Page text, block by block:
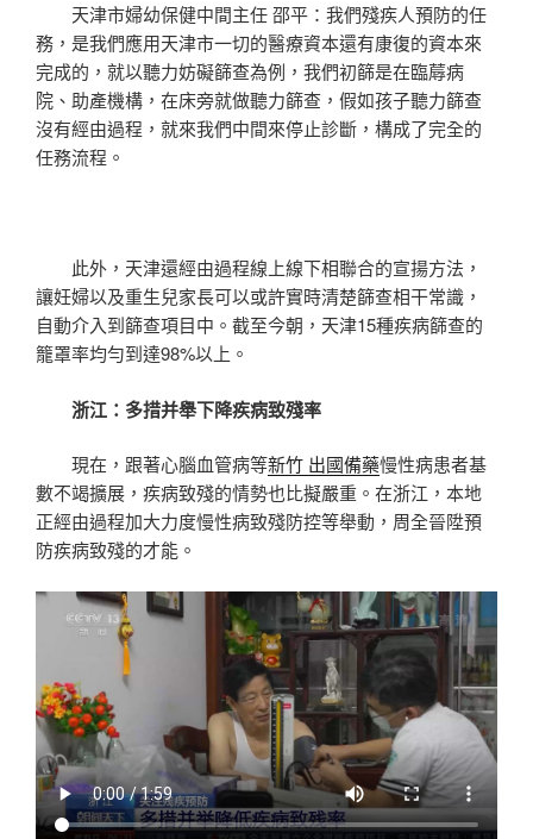
天津市婦幼保健中間主任 邵平：我們殘疾人預防的任
務，是我們應用天津市一切的醫療資本還有康復的資本來
完成的，就以聽力妨礙篩查為例，我們初篩是在臨蓐病
院、助產機構，在床旁就做聽力篩查，假如孩子聽力篩查
沒有經由過程，就來我們中間來停止診斷，構成了完全的
任務流程。
此外，天津還經由過程線上線下相聯合的宣揚方法，
讓妊婦以及重生兒家長可以或許實時清楚篩查相干常識，
自動介入到篩查項目中。截至今朝，天津15種疾病篩查的
籠罩率均勻到達98%以上。
浙江：多措并舉下降疾病致殘率
現在，跟著心腦血管病等新竹 出國備藥慢性病患者基
數不竭擴展，疾病致殘的情勢也比擬嚴重。在浙江，本地
正經由過程加大力度慢性病致殘防控等舉動，周全晉陞預
防疾病致殘的才能。